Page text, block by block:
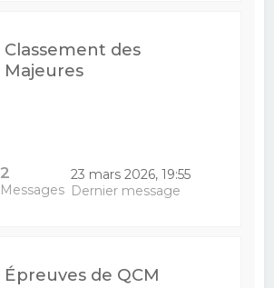
Classement des
Majeures
2
Messages
23 mars 2026, 19:55
Dernier message
Épreuves de QCM